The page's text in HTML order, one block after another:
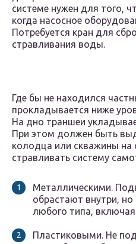
системе нужен для того,
когда насосное
Потребуется кран для
стравливания воды.
Где бы не находился
прокладывается ниже
На дно траншеи
При этом должен быть
колодца или скважины на
стравливать систему
Металлическими.
обрастают внутри,
любого типа,
Пластиковыми. Не